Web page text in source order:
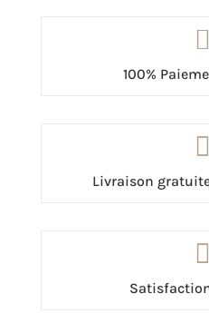

100%

Livraison
